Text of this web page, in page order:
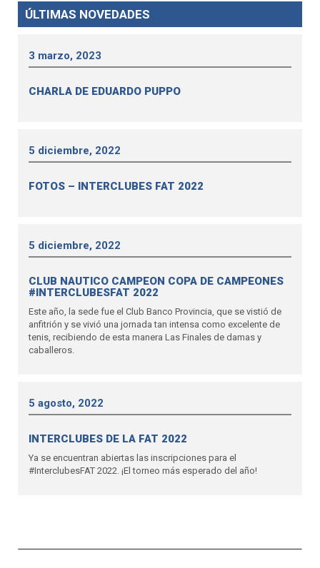
ÚLTIMAS NOVEDADES
3 marzo, 2023
CHARLA DE EDUARDO PUPPO
5 diciembre, 2022
FOTOS – INTERCLUBES FAT 2022
5 diciembre, 2022
CLUB NAUTICO CAMPEON COPA DE CAMPEONES
#INTERCLUBESFAT 2022
Este año, la sede fue el Club Banco Provincia, que se vistió de
anfitrión y se vivió una jornada tan intensa como excelente de
tenis, recibiendo de esta manera Las Finales de damas y
caballeros.
5 agosto, 2022
INTERCLUBES DE LA FAT 2022
Ya se encuentran abiertas las inscripciones para el
#InterclubesFAT 2022. ¡El torneo más esperado del año!